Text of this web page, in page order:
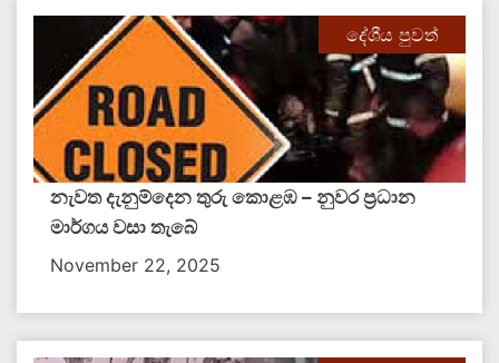
දේශීය පුවත්
නැවත දැනුම්දෙන තුරු කොළඹ – නුවර ප්‍රධාන
මාර්ගය වසා තැබේ
November 22, 2025